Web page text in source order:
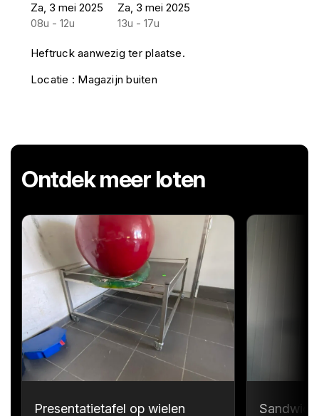
Za, 3 mei 2025
08u - 12u
Za, 3 mei 2025
13u - 17u
Heftruck aanwezig ter plaatse.
Locatie : Magazijn buiten
Ontdek meer loten
Presentatietafel op wielen